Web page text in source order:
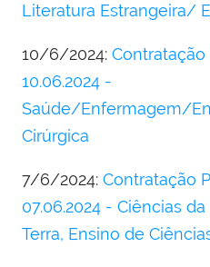
Literatura Estrangeira/
10/6/2024: Contratação
10.06.2024 -
Saúde/Enfermagem/
Cirúrgica
7/6/2024: Contratação
07.06.2024 - Ciências
Terra, Ensino de